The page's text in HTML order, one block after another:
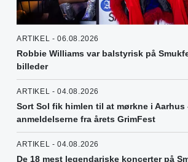
ARTIKEL - 06.08.2026
Robbie Williams var balstyrisk på
billeder
ARTIKEL - 04.08.2026
Sort Sol fik himlen til at mørkne i Aarhus
anmeldelserne fra årets GrimFest
ARTIKEL - 04.08.2026
De 18 mest legendariske koncerter på